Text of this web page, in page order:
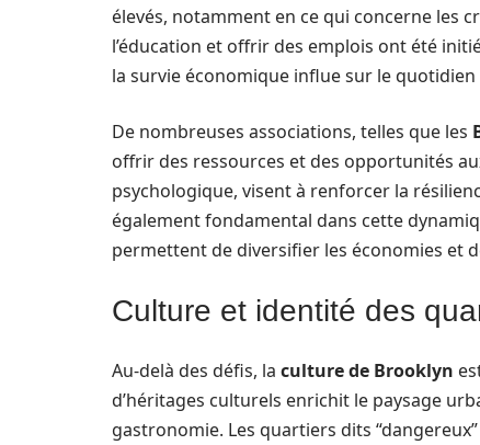
élevés, notamment en ce qui concerne les
l’éducation et offrir des emplois ont été
la survie économique influe sur le
De nombreuses associations, telles que les
offrir des ressources et des opportunités
psychologique, visent à renforcer la
également fondamental dans cette
permettent de diversifier les économies et
Culture et identité des
Au-delà des défis, la culture de Brooklyn
d’héritages culturels enrichit le paysage
gastronomie. Les quartiers dits